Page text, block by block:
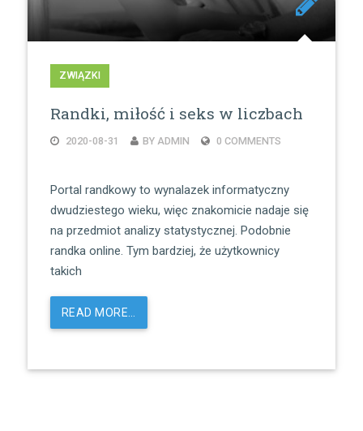
ZWIĄZKI
Randki, miłość i seks w liczbach
2020-08-31 BY ADMIN 0 COMMENTS
Portal randkowy to wynalazek informatyczny
dwudziestego wieku, więc znakomicie nadaje się
na przedmiot analizy statystycznej. Podobnie
randka online. Tym bardziej, że użytkownicy
takich
READ MORE…